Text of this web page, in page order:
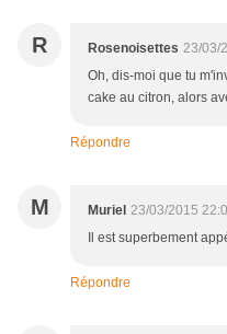
R Rosenoisettes 23/03/
Oh, dis-moi que tu
cake au citron, alors
Répondre
M Muriel 23/03/2015
Il est superbement
Répondre